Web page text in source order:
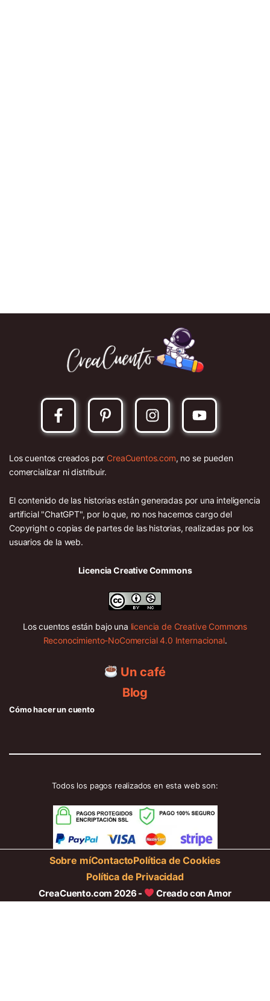
Los cuentos creados por CreaCuentos.com, no se pueden
comercializar ni distribuir.
El contenido de las historias están generadas por una inteligencia
artificial "ChatGPT", por lo que, no nos hacemos cargo del
Copyright o copias de partes de las historias, realizadas por los
usuarios de la web.
Licencia Creative Commons
Los cuentos están bajo una licencia de Creative Commons
Reconocimiento-NoComercial 4.0 Internacional.
Un café
Blog
Cómo hacer un cuento
Todos los pagos realizados en esta web son:
Sobre míContactoPolítica de Cookies
Política de Privacidad
CreaCuento.com 2026 - Creado con Amor